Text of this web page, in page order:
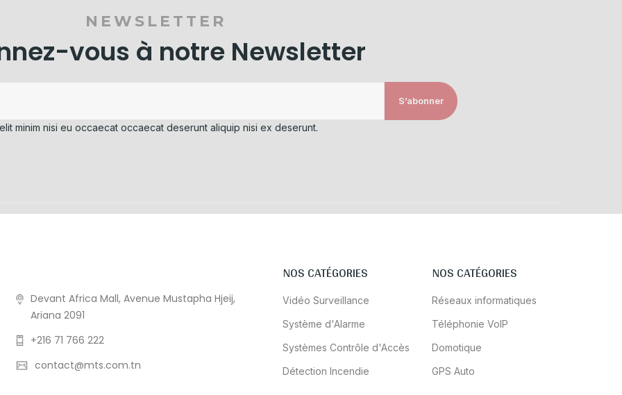
NEWSLETTER
vous à notre Newsletter
S’abonner
minim nisi eu occaecat occaecat deserunt aliquip nisi ex deserunt.
Devant Africa Mall, Avenue Mustapha Hjeij,
Ariana 2091
+216 71 766 222
contact@mts.com.tn
NOS CATÉGORIES
Vidéo Surveillance
Système d'Alarme
Systèmes Contrôle d'Accès
Détection Incendie
NOS CATÉGORIES
Réseaux informatiques
Téléphonie VoIP
Domotique
GPS Auto